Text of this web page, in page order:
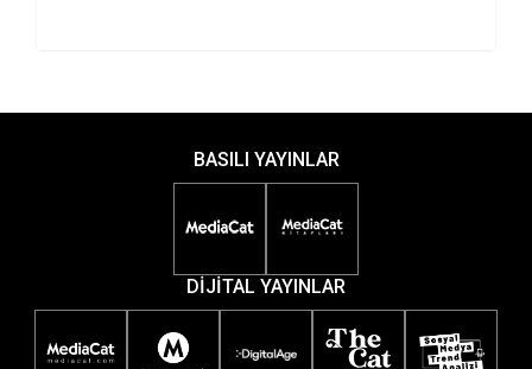
BASILI YAYINLAR
DİJİTAL YAYINLAR